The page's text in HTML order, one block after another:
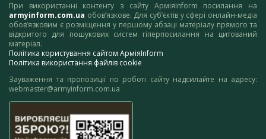
При використанні контенту з сайту АрміяInform посилання на
armyinform.com.ua обов’язкове. Для суб’єктів у сфері онлайн-медіа
обов’язковим є розміщення у першому абзаці матеріалу прямого та
відкритого для пошукових систем гіперпосилання на цитований
матеріал.
Політика користування сайтом АрміяInform
Політика використання файлів cookie
Зауваження та пропозиції по роботі сайту надсилайте на адресу:
webmaster@armyinform.com.ua